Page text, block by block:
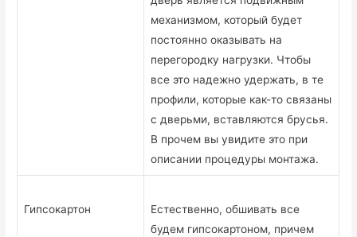
механизмом, который будет
постоянно оказывать на
перегородку нагрузки. Чтобы
все это надежно удержать, в те
профили, которые как-то связаны
с дверьми, вставляются брусья.
В прочем вы увидите это при
описании процедуры монтажа.
Гипсокартон
Естественно, обшивать все
будем гипсокартоном, причем